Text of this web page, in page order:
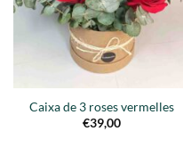
Caixa de 3 roses vermelles
€39,00